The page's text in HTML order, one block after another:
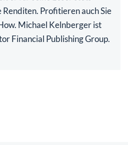
Profitieren auch Sie
Michael Kelnberger ist
Financial Publishing Group.